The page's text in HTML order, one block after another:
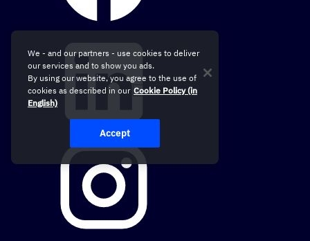
We - and our partners - use cookies to deliver
our services and to show you ads.
By using our website, you agree to the use of
cookies as described in our Cookie Policy (in
English)
Accept